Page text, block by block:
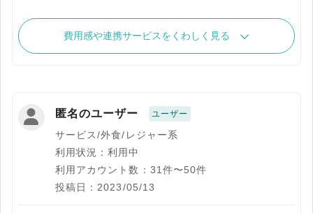
費用感や連携サービスをくわしく見る
匿名のユーザー ユーザー
サービス/外食/レジャー系
利用状況：利用中
利用アカウント数：31件〜50件
投稿日：2023/05/13